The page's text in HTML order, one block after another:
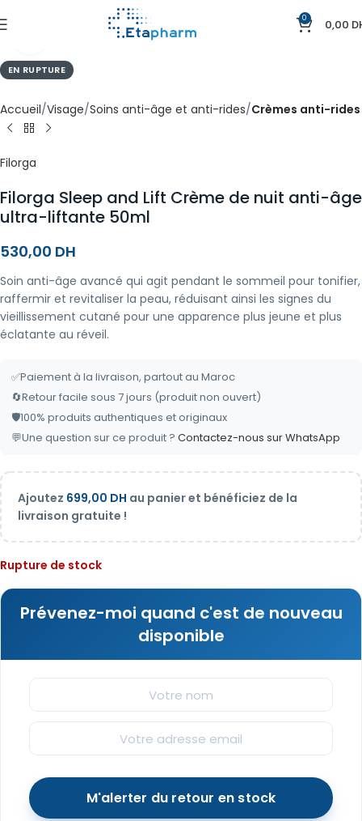
0 0,00
EN RUPTURE
Accueil Visage Soins anti-âge et anti-rides Crèmes anti-rides
Filorga
Filorga Sleep and Lift Crème de nuit anti-âge
ultra-liftante 50ml
530,00 DH
Soin anti-âge avancé qui agit pendant le sommeil pour tonifier,
raffermir et revitaliser la peau, réduisant ainsi les signes du
vieillissement cutané pour une apparence plus jeune et plus
éclatante au réveil.
✅Paiement à la livraison, partout au Maroc
🔄Retour facile sous 7 jours (produit non ouvert)
🛡️100% produits authentiques et originaux
💬Une question sur ce produit ? Contactez-nous sur WhatsApp
Ajoutez 699,00 DH au panier et bénéficiez de la
livraison gratuite !
Rupture de stock
Prévenez-moi quand c'est de nouveau
disponible